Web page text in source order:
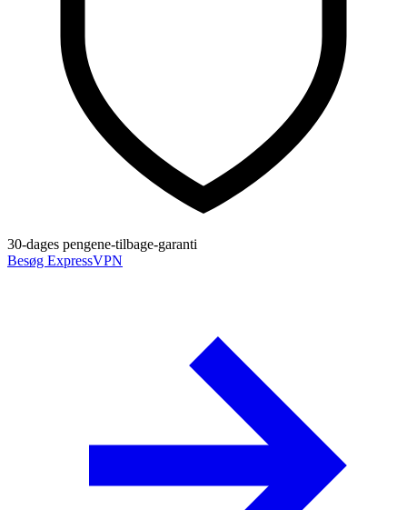
30-dages pengene-tilbage-garanti
Besøg ExpressVPN